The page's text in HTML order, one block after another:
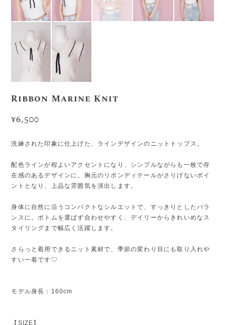
Ribbon Marine Knit
¥6,500
洗練された印象に仕上げた、ラインデザインのニットトップス。
配色ラインが程よいアクセントになり、シンプルながらも一枚で存
在感のあるデザインに。胸元のリボンディテールがさりげないポイ
ントとなり、上品な雰囲気を演出します。
身体に自然に沿うコンパクトなシルエットで、すっきりとしたバラ
ンスに。ボトムを選ばず合わせやすく、デイリーからきれいめなス
タイリングまで幅広く活躍します。
さらっと着用できるニット素材で、季節の変わり目にも取り入れや
すい一着です♡
モデル身長：160cm
【SIZE】